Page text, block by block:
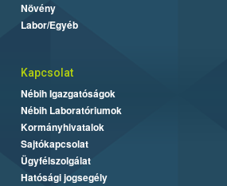
Növény
Labor/Egyéb
Kapcsolat
Nébih Igazgatóságok
Nébih Laboratóriumok
Kormányhivatalok
Sajtókapcsolat
Ügyfélszolgálat
Hatósági jogsegély